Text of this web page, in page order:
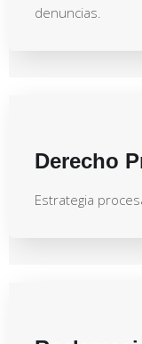
denuncias.
Derecho
Estrategia